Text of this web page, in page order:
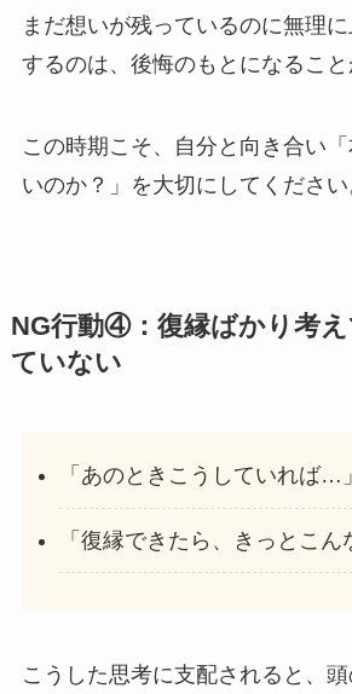
まだ想いが残っているのに無理
するのは、後悔のもとになること
この時期こそ、自分と向き合い
いのか？」を大切にしてください
NG行動④：復縁ばかり考え
ていない
「あのときこうしていれば…」
「復縁できたら、きっとこん
こうした思考に支配されると、